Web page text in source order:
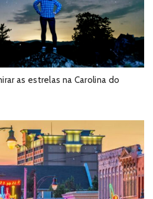
as estrelas na Carolina do